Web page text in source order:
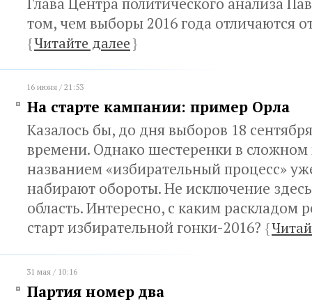
том, чем выборы 2016 года отличаются
{Читайте далее}
16 июня / 21:53
На старте кампании: пример Орла
Казалось бы, до дня выборов 18
времени. Однако шестеренки в
названием «избирательный процесс»
набирают обороты. Не исключение
область. Интересно, с каким раскладом
старт избирательной гонки-2016? {
31 мая / 10:16
Партия номер два